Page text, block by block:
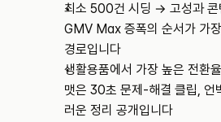
최소 500건 시딩 → 고성과
GMV Max 증폭의 순서가 가
경로입니다
생활용품에서 가장 높은 전환
맷은 30초 문제-해결 클립, 언
러운 정리 공개입니다